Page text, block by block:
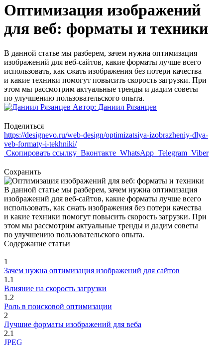
Оптимизация изображений
для веб: форматы и техники
В данной статье мы разберем, зачем нужна оптимизация
изображений для веб-сайтов, какие форматы лучше всего
использовать, как сжать изображения без потери качества
и какие техники помогут повысить скорость загрузки. При
этом мы рассмотрим актуальные тренды и дадим советы
по улучшению пользовательского опыта.
Автор: Даниил Рязанцев
Поделиться
https://designevo.ru/web-design/optimizatsiya-izobrazheniy-dlya-
veb-formaty-i-tekhniki/
Скопировать ссылку Вконтакте WhatsApp Telegram Viber
Сохранить
В данной статье мы разберем, зачем нужна оптимизация
изображений для веб-сайтов, какие форматы лучше всего
использовать, как сжать изображения без потери качества
и какие техники помогут повысить скорость загрузки. При
этом мы рассмотрим актуальные тренды и дадим советы
по улучшению пользовательского опыта.
Содержание статьи
1
Зачем нужна оптимизация изображений для сайтов
1.1
Влияние на скорость загрузки
1.2
Роль в поисковой оптимизации
2
Лучшие форматы изображений для веба
2.1
JPEG